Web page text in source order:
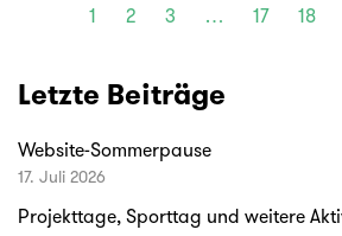
1 2 3 … 17 18
Letzte Beiträge
Website-Sommerpause
17. Juli 2026
Projekttage, Sporttag und weitere